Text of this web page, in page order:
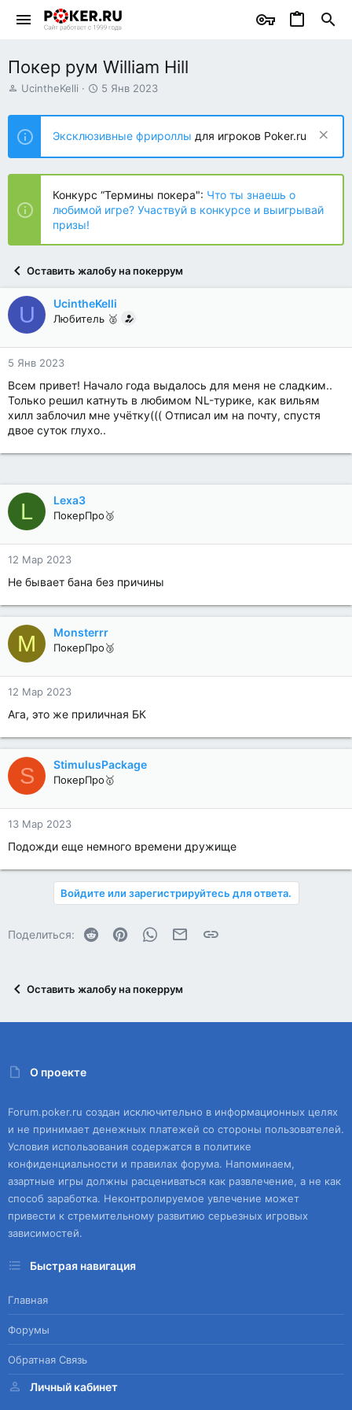
Покер рум William Hill
А
т
о
р
т
е
ы
UcintheKelli
Д
т
н
а
ч
а
5 Янв 2023
Эксклюзивные фрироллы для игроков Poker.ru
Конкурс “Термины покера": Что ты знаешь о
любимой игре? Участвуй в конкурсе и выигрывай
призы!
Оставить жалобу на покеррум
U UcintheKelli
Любитель 🥈
5 Янв 2023
Всем привет! Начало года выдалось для меня не сладким..
Только решил катнуть в любимом NL-турике, как вильям
хилл заблочил мне учётку((( Отписал им на почту, спустя
двое суток глухо..
L Lexa3
ПокерПро🥉
12 Мар 2023
Не бывает бана без причины
M Monsterrr
ПокерПро🥉
12 Мар 2023
Ага, это же приличная БК
S StimulusPackage
ПокерПро🥇
13 Мар 2023
Подожди еще немного времени дружище
Войдите или зарегистрируйтесь для ответа.
Поделиться: Reddit PinterestWhatsAppЭлектронная почта
Ссылка
Оставить жалобу на покеррум
О проекте
Forum.poker.ru создан исключительно в информационных целях
и не принимает денежных платежей со стороны пользователей.
Условия использования содержатся в политике
конфиденциальности и правилах форума. Напоминаем,
азартные игры должны расцениваться как развлечение, а не как
способ заработка. Неконтролируемое увлечение может
привести к стремительному развитию серьезных игровых
зависимостей.
Быстрая навигация
Главная
Форумы
Обратная Связь
Личный кабинет